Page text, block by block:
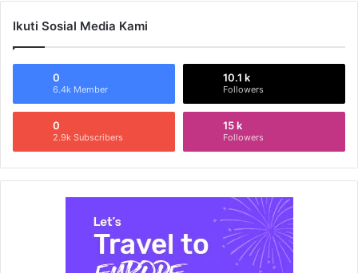
Ikuti Sosial Media Kami
0
6.4k Member
10.1 k
Followers
0
2.9k Subscribers
15 k
Followers